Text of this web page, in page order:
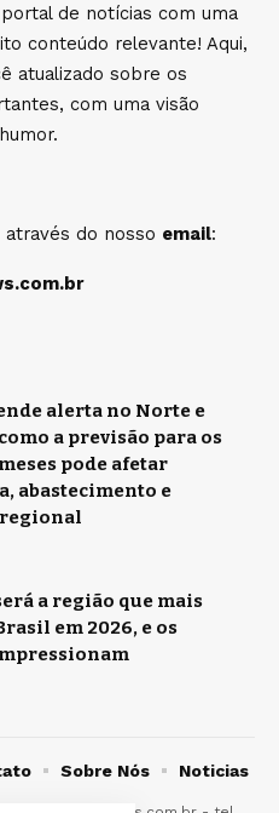
de notícias com uma
conteúdo relevante! Aqui,
atualizado sobre os
com uma visão
do nosso email:
alerta no Norte e
a previsão para os
pode afetar
abastecimento e
a região que mais
em 2026, e os
Sobre Nós Noticias